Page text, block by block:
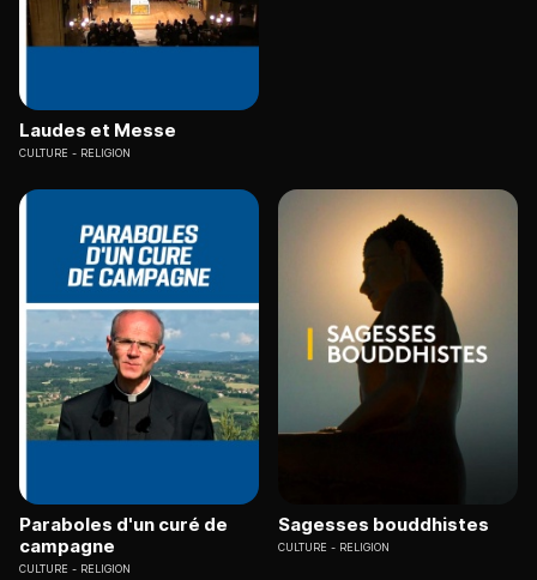
Laudes et Messe
CULTURE RELIGION
Paraboles d'un curé de
campagne
CULTURE RELIGION
Sagesses bouddhistes
CULTURE RELIGION